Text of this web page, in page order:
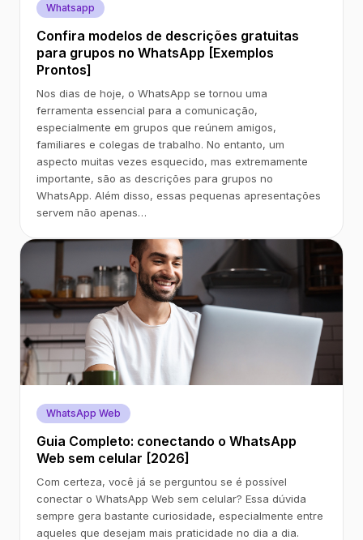
Whatsapp
Confira modelos de descrições gratuitas
para grupos no WhatsApp [Exemplos
Prontos]
Nos dias de hoje, o WhatsApp se tornou uma
ferramenta essencial para a comunicação,
especialmente em grupos que reúnem amigos,
familiares e colegas de trabalho. No entanto, um
aspecto muitas vezes esquecido, mas extremamente
importante, são as descrições para grupos no
WhatsApp. Além disso, essas pequenas apresentações
servem não apenas…
WhatsApp Web
Guia Completo: conectando o WhatsApp
Web sem celular [2026]
Com certeza, você já se perguntou se é possível
conectar o WhatsApp Web sem celular? Essa dúvida
sempre gera bastante curiosidade, especialmente entre
aqueles que desejam mais praticidade no dia a dia.